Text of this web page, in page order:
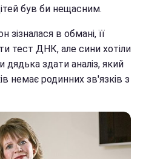
був би нещасним.
зізналася в обмані, її
тест ДНК, але сини хотіли
здати аналіз, який
немає родинних зв'язків з